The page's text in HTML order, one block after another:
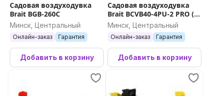
Садовая воздуходувка
Brait BGB-260C
Минск, Центральный
Онлайн-заказ Гарантия
Добавить в корзину
Садовая воздуходувка
Brait BCVB40-4PU-2 PRO (с
2-мя АКБ)
Минск, Центральный
Онлайн-заказ Гарантия
Добавить в корзину